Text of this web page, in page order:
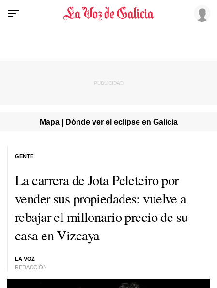
Mapa | Dónde ver el eclipse en Galicia
La carrera de Jota Peleteiro por
vender sus propiedades: vuelve a
rebajar el millonario precio de su
casa en Vizcaya
LA VOZ
REDACCIÓN
GENTE